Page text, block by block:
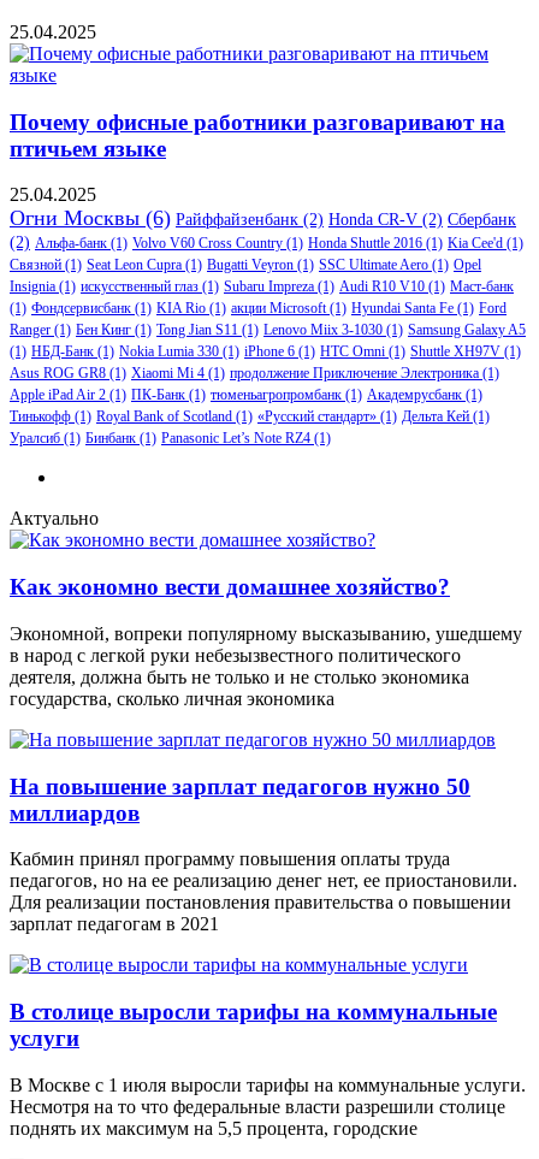
25.04.2025
Почему офисные работники разговаривают на
птичьем языке
25.04.2025
Огни Москвы (6) Райффайзенбанк (2) Honda CR-V (2) Сбербанк
(2) Альфа-банк (1) Volvo V60 Cross Country (1) Honda Shuttle 2016 (1) Kia Cee'd (1)
Связной (1) Seat Leon Cupra (1) Bugatti Veyron (1) SSC Ultimate Aero (1) Opel
Insignia (1) искусственный глаз (1) Subaru Impreza (1) Audi R10 V10 (1) Маст-банк
(1) Фондсервисбанк (1) KIA Rio (1) акции Microsoft(1) Hyundai Santa Fe (1) Ford
Ranger (1) Бен Кинг (1) Tong Jian S11 (1) Lenovo Miix 3-1030 (1) Samsung Galaxy A5
(1) НБД-Банк (1) Nokia Lumia 330 (1) iPhone 6 (1) HTC Omni (1) Shuttle XH97V (1)
Asus ROG GR8 (1) Xiaomi Mi 4 (1) продолжение Приключение Электроника (1)
Apple iPad Air 2 (1) ПК-Банк (1) тюменьагропромбанк (1) Академрусбанк (1)
Тинькофф (1) Royal Bank of Scotland (1) «Русский стандарт» (1) Дельта Кей (1)
Уралсиб (1) Бинбанк (1) Panasonic Let’s Note RZ4 (1)
Актуально
Как экономно вести домашнее хозяйство?
Экономной, вопреки популярному высказыванию, ушедшему
в народ с легкой руки небезызвестного политического
деятеля, должна быть не только и не столько экономика
государства, сколько личная экономика
На повышение зарплат педагогов нужно 50
миллиардов
Кабмин принял программу повышения оплаты труда
педагогов, но на ее реализацию денег нет, ее приостановили.
Для реализации постановления правительства о повышении
зарплат педагогам в 2021
В столице выросли тарифы на коммунальные
услуги
В Москве с 1 июля выросли тарифы на коммунальные услуги.
Несмотря на то что федеральные власти разрешили столице
поднять их максимум на 5,5 процента, городские